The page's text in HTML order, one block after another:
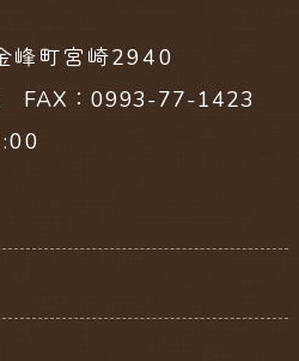
峰町宮崎2940
FAX：0993-77-1423